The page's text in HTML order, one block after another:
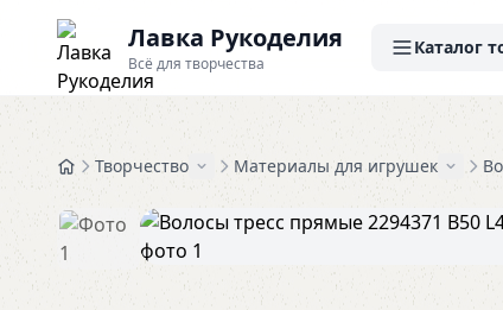
Лавка Рукоделия
Всё для творчества
Каталог
Творчество Материалы для игрушек